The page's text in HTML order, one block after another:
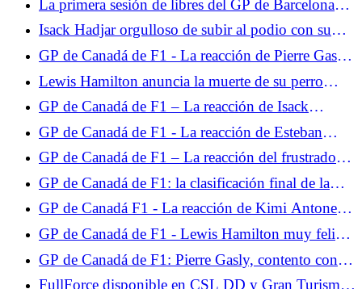
La primera sesión de libres del GP de Barcelona
estará monopolizada por pilotos jóvenes.
Isack Hadjar orgulloso de subir al podio con su
ídolo, Lewis Hamilton
GP de Canadá de F1 - La reacción de Pierre Gasly
tras la clasificación: "Algo anda mal"
Lewis Hamilton anuncia la muerte de su perro
Roscoe.
GP de Canadá de F1 – La reacción de Isack
Hadjar, furioso tras la clasificación: “Hice una
vuelta de mierda”
GP de Canadá de F1 - La reacción de Esteban
Ocon tras la clasificación: "Tres vueltas para
adaptarse son demasiado cortas"
GP de Canadá de F1 – La reacción del frustrado
Charles Leclerc tras la clasificación: “Nunca me
funciona en Montreal”
GP de Canadá de F1: la clasificación final de la
carrera, Russell pierde a lo grande, Isack Hadjar en
el Top 5
GP de Canadá F1 - La reacción de Kimi Antonelli
al final, el italiano lamenta el abandono de Russell
GP de Canadá de F1 - Lewis Hamilton muy feliz
de encontrar el podio en Montreal: “Una sensación
increíble”
GP de Canadá de F1: Pierre Gasly, contento con el
resultado de Alpine, también felicita a Franco
FullForce disponible en CSL DD y Gran Turismo